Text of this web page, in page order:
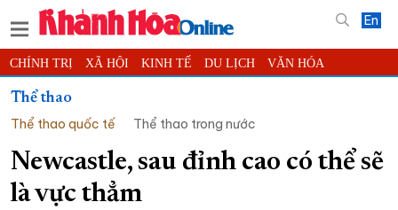
En
CHÍNH TRỊ XÃ HỘI KINH TẾ DU LỊCH VĂN HÓA
THỂ THAO
KHOA HỌC - CÔNG NGHỆ PHÁP LUẬT BẠN ĐỌC
THẾ GIỚI MULTIMEDIA VIDEO ĐỌC BÁO ONLINE
PODCAST THÔNG TIN - QUẢNG CÁO
Thể thao
Thể thao quốc tế
Thể thao trong nước
Newcastle, sau đỉnh cao có thể sẽ
là vực thẳm